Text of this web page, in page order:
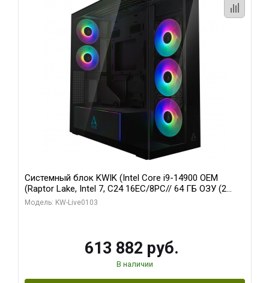
Системный блок KWIK (Intel Core i9-14900 OEM
(Raptor Lake, Intel 7, C24 16EC/8PC// 64 ГБ ОЗУ (2
модуля)/ Afox RTX4090 24GB GDDR6X 384-Bit 3xDP
Модель: KW-Live0103
613 882 руб.
В наличии